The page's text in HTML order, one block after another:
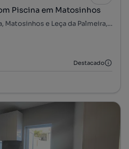
Piscina em Matosinhos
Centro Histórico de Leça, Matosinhos e Leça da Palmeira, Matosinhos, Porto
Destacado